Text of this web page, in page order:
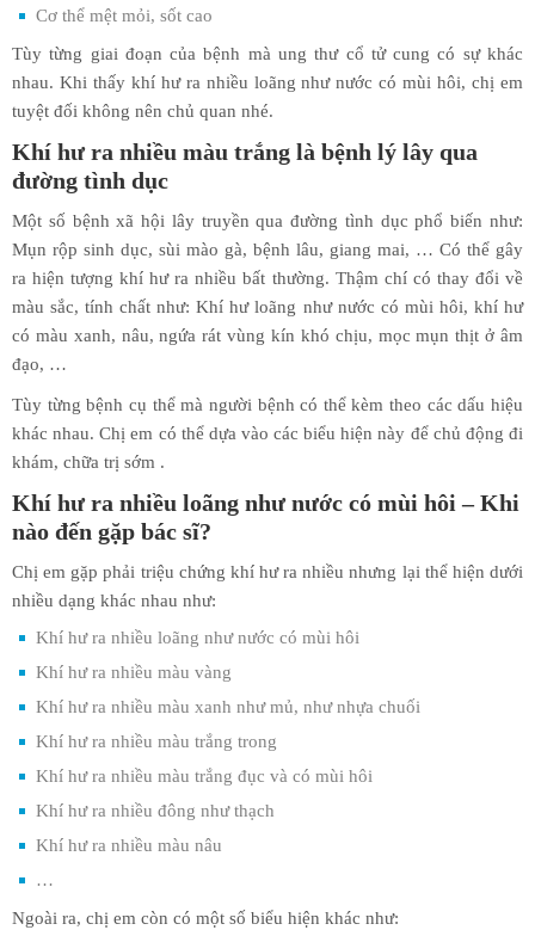
Cơ thể mệt mỏi, sốt cao
Tùy từng giai đoạn của bệnh mà ung thư cổ tử cung có sự khác
nhau. Khi thấy khí hư ra nhiều loãng như nước có mùi hôi, chị em
tuyệt đối không nên chủ quan nhé.
Khí hư ra nhiều màu trắng là bệnh lý lây qua
đường tình dục
Một số bệnh xã hội lây truyền qua đường tình dục phổ biến như:
Mụn rộp sinh dục, sùi mào gà, bệnh lâu, giang mai, … Có thể gây
ra hiện tượng khí hư ra nhiều bất thường. Thậm chí có thay đổi về
màu sắc, tính chất như: Khí hư loãng như nước có mùi hôi, khí hư
có màu xanh, nâu, ngứa rát vùng kín khó chịu, mọc mụn thịt ở âm
đạo, …
Tùy từng bệnh cụ thể mà người bệnh có thể kèm theo các dấu hiệu
khác nhau. Chị em có thể dựa vào các biểu hiện này để chủ động đi
khám, chữa trị sớm .
Khí hư ra nhiều loãng như nước có mùi hôi – Khi
nào đến gặp bác sĩ?
Chị em gặp phải triệu chứng khí hư ra nhiều nhưng lại thể hiện dưới
nhiều dạng khác nhau như:
Khí hư ra nhiều loãng như nước có mùi hôi
Khí hư ra nhiều màu vàng
Khí hư ra nhiều màu xanh như mủ, như nhựa chuối
Khí hư ra nhiều màu trắng trong
Khí hư ra nhiều màu trắng đục và có mùi hôi
Khí hư ra nhiều đông như thạch
Khí hư ra nhiều màu nâu
…
Ngoài ra, chị em còn có một số biểu hiện khác như: